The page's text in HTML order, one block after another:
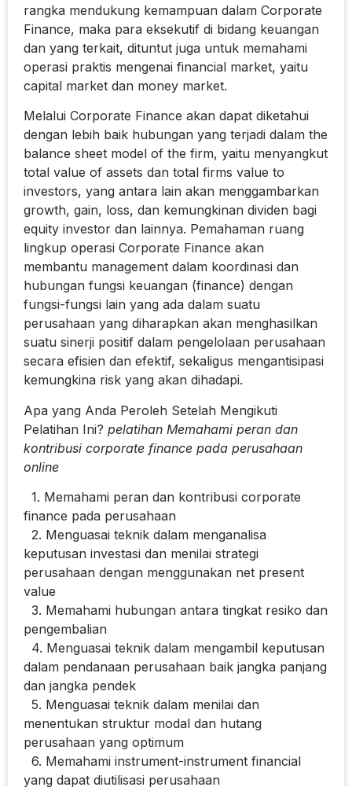
rangka mendukung kemampuan dalam Corporate
Finance, maka para eksekutif di bidang keuangan
dan yang terkait, dituntut juga untuk memahami
operasi praktis mengenai financial market, yaitu
capital market dan money market.
Melalui Corporate Finance akan dapat diketahui
dengan lebih baik hubungan yang terjadi dalam the
balance sheet model of the firm, yaitu menyangkut
total value of assets dan total firms value to
investors, yang antara lain akan menggambarkan
growth, gain, loss, dan kemungkinan dividen bagi
equity investor dan lainnya. Pemahaman ruang
lingkup operasi Corporate Finance akan
membantu management dalam koordinasi dan
hubungan fungsi keuangan (finance) dengan
fungsi-fungsi lain yang ada dalam suatu
perusahaan yang diharapkan akan menghasilkan
suatu sinerji positif dalam pengelolaan perusahaan
secara efisien dan efektif, sekaligus mengantisipasi
kemungkina risk yang akan dihadapi.
Apa yang Anda Peroleh Setelah Mengikuti
Pelatihan Ini? pelatihan Memahami peran dan
kontribusi corporate finance pada perusahaan
online
1. Memahami peran dan kontribusi corporate
finance pada perusahaan
2. Menguasai teknik dalam menganalisa
keputusan investasi dan menilai strategi
perusahaan dengan menggunakan net present
value
3. Memahami hubungan antara tingkat resiko dan
pengembalian
4. Menguasai teknik dalam mengambil keputusan
dalam pendanaan perusahaan baik jangka panjang
dan jangka pendek
5. Menguasai teknik dalam menilai dan
menentukan struktur modal dan hutang
perusahaan yang optimum
6. Memahami instrument-instrument financial
yang dapat diutilisasi perusahaan